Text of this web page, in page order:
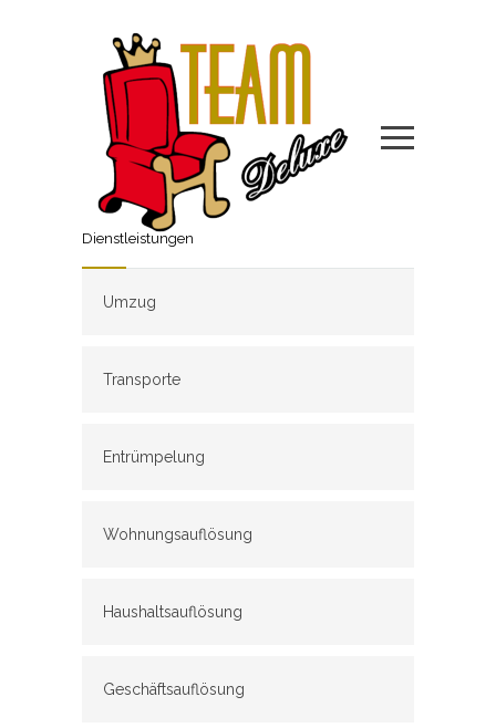
Dienstleistungen
Umzug
Transporte
Entrümpelung
Wohnungsauflösung
Haushaltsauflösung
Geschäftsauflösung